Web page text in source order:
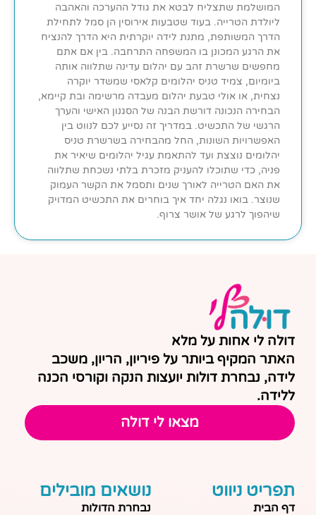
המושלמת שתצליח לבטא את גודל ההערכה והאהבה
ליולדת הטרייה. בעוד שטבעות אירוסין הן סמל לתחילת
הדרך המשותפת, מתנת לידה יוקרתית היא הדרך להנציח
את הרגע המכונן בו המשפחה התרחבה. בין אם אתם
מחפשים שרשרת זהב עם יהלום עדינה שתלווה אותה
ביומיום, צמיד טניס יהלומים קלאסי שמשדר יוקרה
נצחית, או אולי טבעת יהלום מעבדה מרשימה ובת קיימא,
הבחירה הנכונה דורשת הבנה של הסגנון האישי והערך
הרגשי של התכשיט. במדריך זה נסייע לכם לנווט בין
האפשרויות השונות, החל מהבחירה בשרשרת טניס
יהלומים נוצצת ועד להתאמת עגיל יהלומים שיאיר את
פניה, כדי שתוכלו להעניק מזכרת בלתי נשכחת שתלווה
את האם הטרייה לאורך שנים ותסמל את הקשר העמוק
שנוצר. בואו נגלה יחד איך בוחרים את התכשיט המדויק
שיהפוך לרגע של אושר צרוף.
דולה לי אחות על מלא
האתר המקיף ביותר על פיריון, הריון, משכב
לידה, נבחרת דולות יועצות הנקה וקורסי הכנה
ללידה.
מצאו לי דולה
תפריט ניווט
דף הבית
נושאים מובילים
נבחרת הדולות